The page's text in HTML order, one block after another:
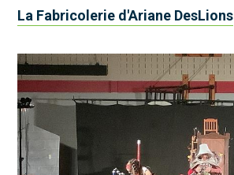
La Fabricolerie d'Ariane DesLions